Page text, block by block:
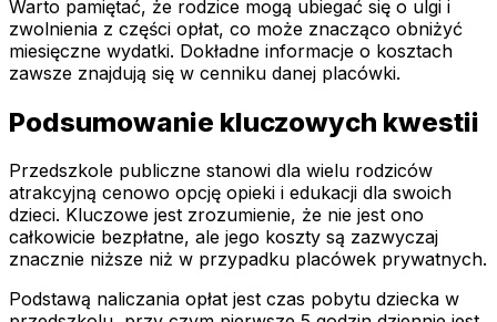
Warto pamiętać, że rodzice mogą ubiegać się o ulgi i
zwolnienia z części opłat, co może znacząco obniżyć
miesięczne wydatki. Dokładne informacje o kosztach
zawsze znajdują się w cenniku danej placówki.
Podsumowanie kluczowych kwestii
Przedszkole publiczne stanowi dla wielu rodziców
atrakcyjną cenowo opcję opieki i edukacji dla swoich
dzieci. Kluczowe jest zrozumienie, że nie jest ono
całkowicie bezpłatne, ale jego koszty są zazwyczaj
znacznie niższe niż w przypadku placówek prywatnych.
Podstawą naliczania opłat jest czas pobytu dziecka w